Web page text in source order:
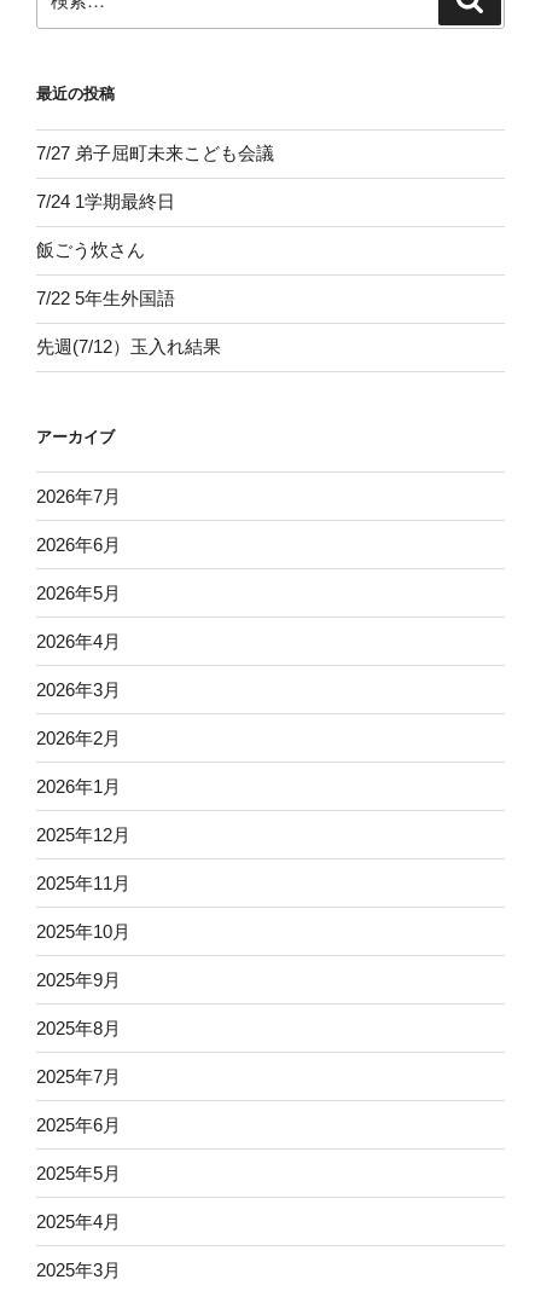
索:
最近の投稿
7/27 弟子屈町未来こども会議
7/24 1学期最終日
飯ごう炊さん
7/22 5年生外国語
先週(7/12）玉入れ結果
アーカイブ
2026年7月
2026年6月
2026年5月
2026年4月
2026年3月
2026年2月
2026年1月
2025年12月
2025年11月
2025年10月
2025年9月
2025年8月
2025年7月
2025年6月
2025年5月
2025年4月
2025年3月